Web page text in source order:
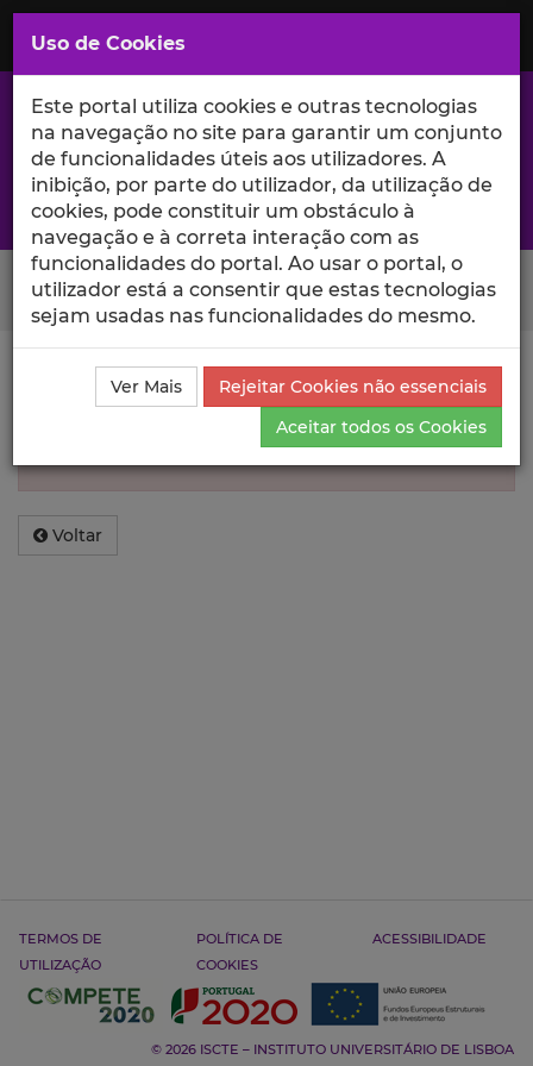
Saltar
para
Conteúdo
Principal
A excelência da investigação e ciência no Iscte
Search Button
Informação inválida
Não foi encontrada informação sobre esse
Voltar
TERMOS DE
UTILIZAÇÃO
POLÍTICA DE
COOKIES
ACESSIBILIDADE
© 2026 ISCTE – INSTITUTO UNIVERSITÁRIO DE LISBOA
Uso de Cookies
Este portal utiliza cookies e outras tecnologias
na navegação no site para garantir um conjunto
de funcionalidades úteis aos utilizadores. A
inibição, por parte do utilizador, da utilização de
cookies, pode constituir um obstáculo à
navegação e à correta interação com as
funcionalidades do portal. Ao usar o portal, o
utilizador está a consentir que estas tecnologias
sejam usadas nas funcionalidades do mesmo.
Ver Mais
Rejeitar Cookies não essenciais
Aceitar todos os Cookies